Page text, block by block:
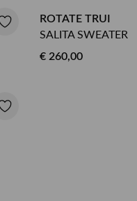
ROTATE TRUI
SALITA SWEATER
€ 260,00